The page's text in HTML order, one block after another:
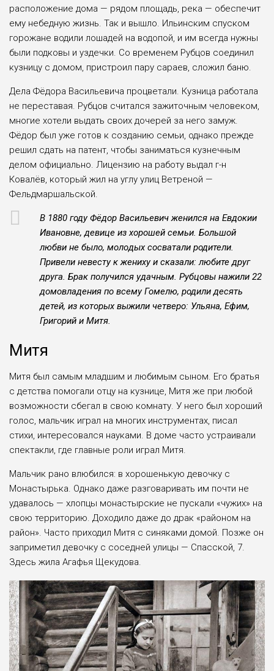
распо­ложение дома — рядом площадь, река — обеспе­чит
ему небедную жизнь. Так и вышло. Ильинским спуском
горожане водили лошадей на водопой, и им всегда нужны
были под­ковы и уздечки. Со време­нем Рубцов соединил
куз­ницу с домом, пристроил пару сараев, сложил баню.
Дела Фёдора Василье­вича процветали. Кузни­ца работала
не переста­вая. Рубцов считался зажи­точным человеком,
многие хотели выдать своих доче­рей за него замуж.
Фёдор был уже готов к созда­нию семьи, однако пре­жде
решил сдать на патент, чтобы заниматься кузнеч­ным
делом официально. Лицензию на работу выдал г-н
Ковалёв, который жил на углу улиц Ветреной —
Фельдмаршальской.
В 1880 году Фёдор Васильевич женился на Евдокии
Ивановне, девице из хорошей семьи. Боль­шой
любви не было, моло­дых сосватали родите­ли.
Привели невесту к жениху и сказали: люби­те друг
друга. Брак полу­чился удачным. Рубцовы нажили 22
домовладения по всему Гомелю, родили десять
детей, из которых выжили четверо: Ульяна, Ефим,
Григорий и Митя.
Митя
Митя был самым млад­шим и любимым сыном. Его братья
с детства помо­гали отцу на кузнице, Митя же при любой
воз­можности сбегал в свою комнату. У него был хоро­ший
голос, мальчик играл на многих инструментах, писал
стихи, интересовал­ся науками. В доме часто устраивали
спектакли, где главные роли играл Митя.
Мальчик рано влюбил­ся: в хорошенькую девоч­ку с
Монастырька. Одна­ко даже разговаривать им почти не
удавалось — хлопцы монастырские не пускали «чужих» на
свою территорию. Дохо­дило даже до драк «районом на
район». Часто приходил Митя с синяка­ми домой. Позже он
запри­метил девочку с сосед­ней улицы — Спасской, 7.
Здесь жила Агафья Щеку­дова.